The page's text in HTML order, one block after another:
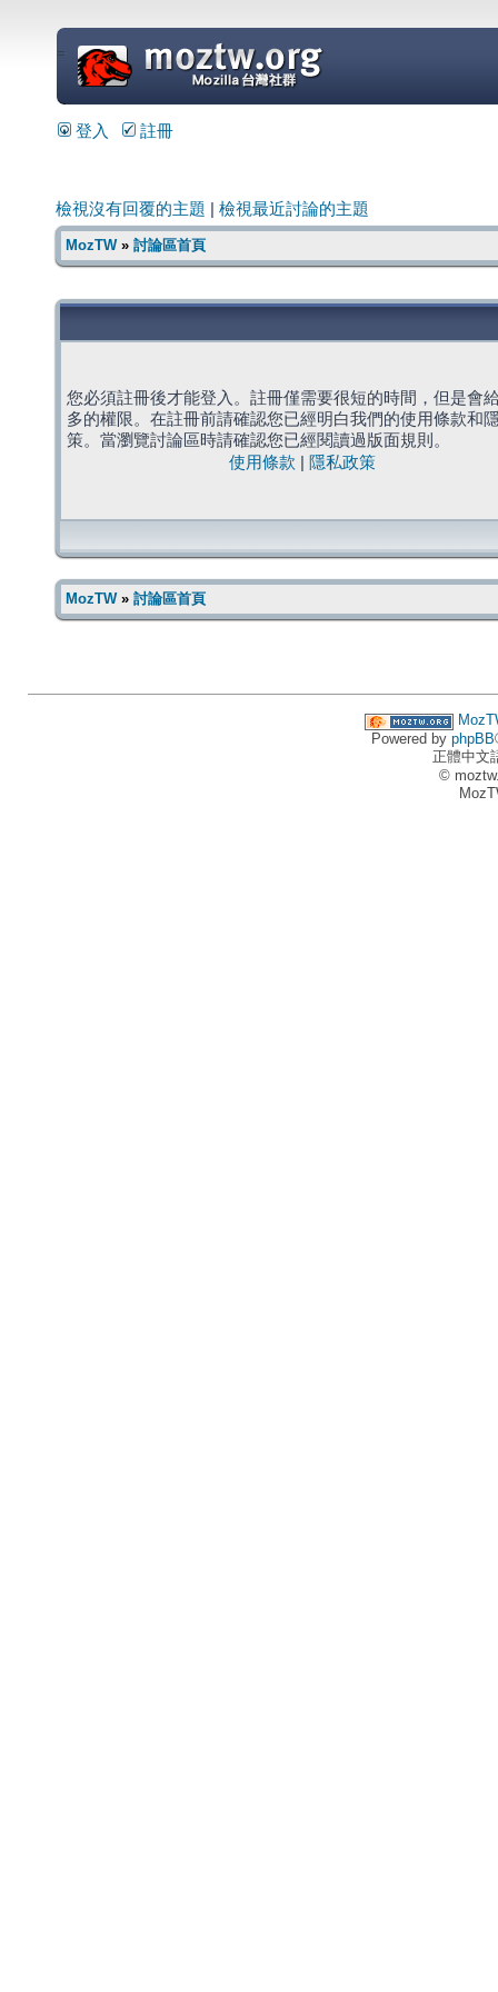
=
登入 註冊
檢視沒有回覆的主題 檢視最近討論的主題
MozTW» 討論區首頁
您必須註冊後才能登入。註冊僅需要很短的時間，但是會
多的權限。在註冊前請確認您已經明白我們的使用條款和
策。當瀏覽討論區時請確認您已經閱讀過版面規則。
使用條款
隱私政策
MozTW» 討論區首頁
Powered by phpBB
正體中文
©